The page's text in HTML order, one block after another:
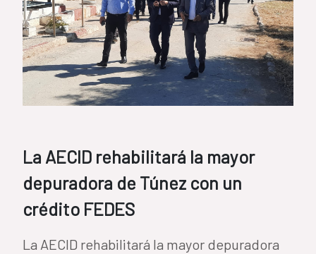
La AECID rehabilitará la mayor
depuradora de Túnez con un
crédito FEDES
La AECID rehabilitará la mayor depuradora